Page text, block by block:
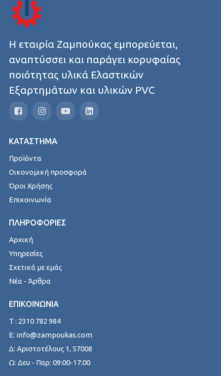
Η εταιρία Ζαμπούκας εμπορεύεται,
αναπτύσσει και παράγει κορυφαίας
ποιότητας υλικά Ελαστικών
Εξαρτημάτων και υλικών PVC
ΚΑΤΑΣΤΗΜΑ
Προϊόντα
Οικονομική προσφορά
Όροι Χρήσης
Επικοινωνία
ΠΛΗΡΟΦΟΡΙΕΣ
Αρχική
Υπηρεσίες
Σχετικά με εμάς
Νέα - Άρθρα
ΕΠΙΚΟΙΝΩΝΙΑ
T : 2310 782 984
E: info@zampoukas.com
Δ: Αριστοτέλους 1, 57008
Ω: Δευ - Παρ: 09:00-17:00